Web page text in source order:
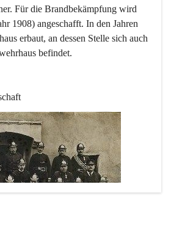
Für die Brandbekämpfung wird
1908) angeschafft. In den Jahren
erbaut, an dessen Stelle sich auch
befindet.